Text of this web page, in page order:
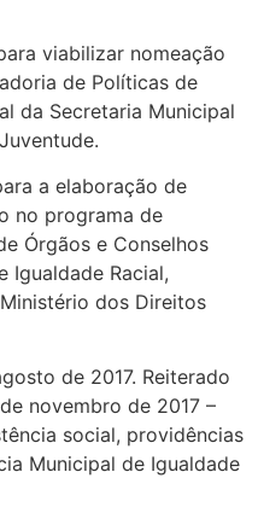
viabilizar nomeação
de Políticas de
da Secretaria Municipal
a elaboração de
no programa de
Órgãos e Conselhos
Igualdade Racial,
dos Direitos
de 2017. Reiterado
novembro de 2017 –
social, providências
Municipal de Igualdade